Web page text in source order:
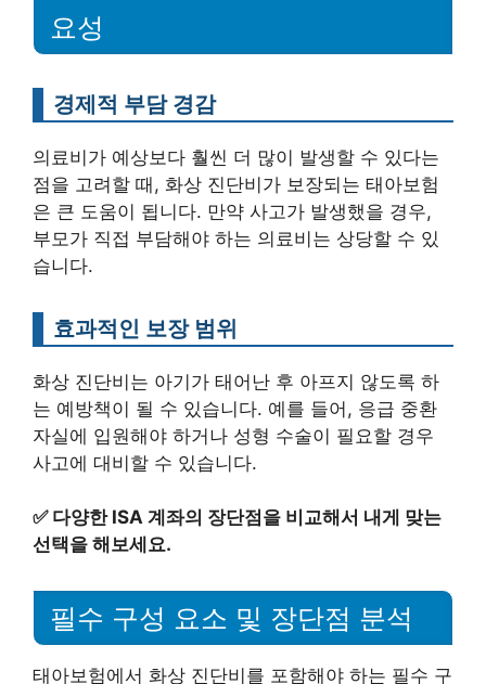
요성
경제적 부담 경감
의료비가 예상보다 훨씬 더 많이 발생할 수 있다는
점을 고려할 때, 화상 진단비가 보장되는 태아보험
은 큰 도움이 됩니다. 만약 사고가 발생했을 경우,
부모가 직접 부담해야 하는 의료비는 상당할 수 있
습니다.
효과적인 보장 범위
화상 진단비는 아기가 태어난 후 아프지 않도록 하
는 예방책이 될 수 있습니다. 예를 들어, 응급 중환
자실에 입원해야 하거나 성형 수술이 필요할 경우
사고에 대비할 수 있습니다.
✅ 다양한 ISA 계좌의 장단점을 비교해서 내게 맞는
선택을 해보세요.
필수 구성 요소 및 장단점 분석
태아보험에서 화상 진단비를 포함해야 하는 필수 구